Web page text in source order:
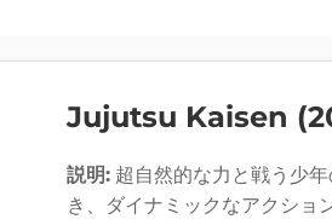
Jujutsu Kaisen
説明: 超自然的な力と戦う少
き、ダイナミックなアクショ